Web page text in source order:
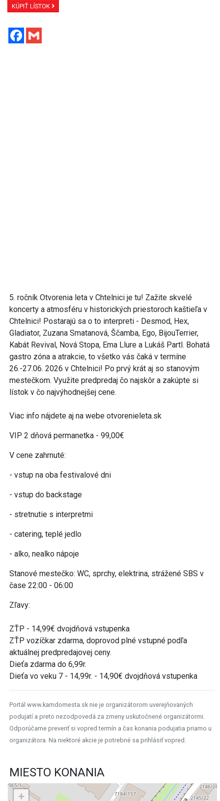
KÚPIŤ LÍSTOK
Facebook
5. ročník Otvorenia leta v Chtelnici je tu! Zažite skvelé
koncerty a atmosféru v historických priestoroch kaštieľa v
Chtelnici! Postarajú sa o to interpreti - Desmod, Hex,
Gladiator, Zuzana Smatanová, Ščamba, Ego, BijouTerrier,
Kabát Revival, Nová Stopa, Ema Llure a Lukáš Partl. Bohatá
gastro zóna a atrakcie, to všetko vás čaká v termíne
26.-27.06. 2026 v Chtelnici! Po prvý krát aj so stanovým
mestečkom. Využite predpredaj čo najskôr a zakúpte si
lístok v čo najvýhodnejšej cene.
Viac info nájdete aj na webe otvorenieleta.sk
VIP 2 dňová permanetka - 99,00€
V cene zahrnuté:
- vstup na oba festivalové dni
- vstup do backstage
- stretnutie s interpretmi
- catering, teplé jedlo
- alko, nealko nápoje
Stanové mestečko: WC, sprchy, elektrina, strážené SBS v
čase 22:00 - 06:00
Zľavy:
ZŤP - 14,99€ dvojdňová vstupenka
ZŤP vozíčkar zdarma, doprovod plné vstupné podľa
aktuálnej predpredajovej ceny.
Dieťa zdarma do 6,99r.
Dieťa vo veku 7 - 14,99r. - 14,90€ dvojdňová vstupenka
Portál www.kamdomesta.sk nie je organizátorom uverejňovaných
podujatí a preto nezodpovedá za zmeny uskutočnené organizátormi.
Odporúčame preveriť si vopred termín a čas konania podujatia priamo u
organizátora. Na niektoré akcie je potrebné sa prihlásiť vopred.
MIESTO KONANIA
+